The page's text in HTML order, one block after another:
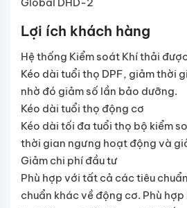
Lợi ích khách hàng
Hệ thống Kiểm soát Khí thải
Kéo dài tuổi thọ DPF, giảm thời
nhờ đó giảm số lần bảo dưỡng.
Kéo dài tuổi thọ động cơ
Kéo dài tối đa tuổi thọ bộ kiểm
thời gian ngưng hoạt động và
Giảm chi phí đầu tư
Phù hợp với tất cả các tiêu
chuẩn khác về động cơ. Phù